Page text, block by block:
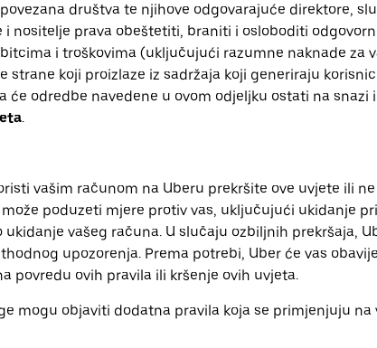
društva te njihove odgovarajuće direktore,
i nositelje prava obeštetiti, braniti i osloboditi
i troškovima (uključujući razumne naknade za
strane koji proizlaze iz sadržaja koji generiraju
će odredbe navedene u ovom odjeljku ostati na snazi
.
vašim računom na Uberu prekršite ove uvjete ili
poduzeti mjere protiv vas, uključujući ukidanje
vašeg računa. U slučaju ozbiljnih prekršaja,
upozorenja. Prema potrebi, Uber će vas
povredu ovih pravila ili kršenje ovih uvjeta.
mogu objaviti dodatna pravila koja se primjenjuju na